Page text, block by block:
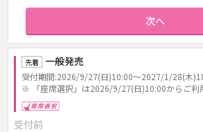
次へ
先着 一般発売
受付期間:2026/9/27(日)10:00～2027/1/28(木
※ 「座席選択」は2026/9/27(日)10:00からご利
受付前